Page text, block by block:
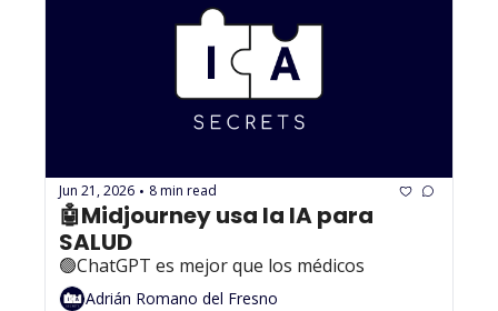
Jun 21, 2026 • 8 min read
🤖Midjourney usa la IA para
SALUD
🟢ChatGPT es mejor que los médicos
Adrián Romano del Fresno